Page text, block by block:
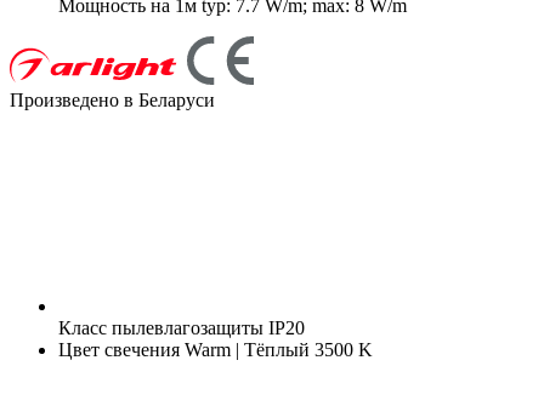
Мощность на 1м typ: 7.7 W/m; max: 8 W/m
Произведено в Беларуси
Класс пылевлагозащиты IP20
Цвет свечения Warm | Тёплый 3500 K